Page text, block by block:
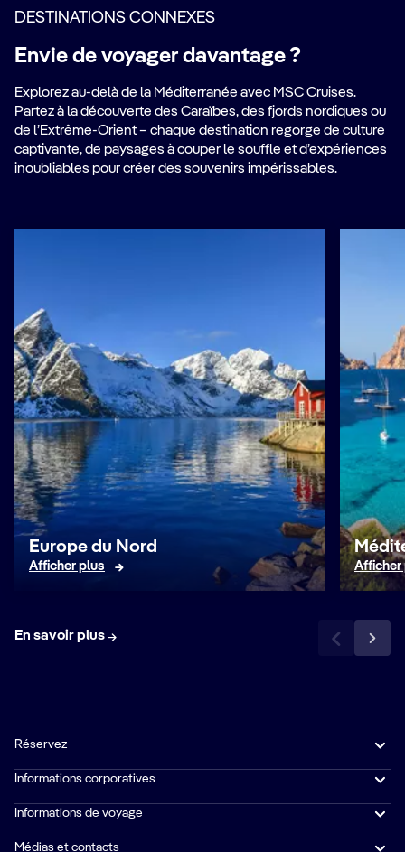
DESTINATIONS CONNEXES
Envie de voyager davantage ?
Explorez au-delà de la Méditerranée avec MSC Cruises.
Partez à la découverte des Caraïbes, des fjords nordiques ou
de l’Extrême-Orient – chaque destination regorge de culture
captivante, de paysages à couper le souffle et d’expériences
inoubliables pour créer des souvenirs impérissables.
Europe du Nord
Afficher plus Afficher
En savoir plus
Réservez
Informations corporatives
Informations de voyage
Médias et contacts